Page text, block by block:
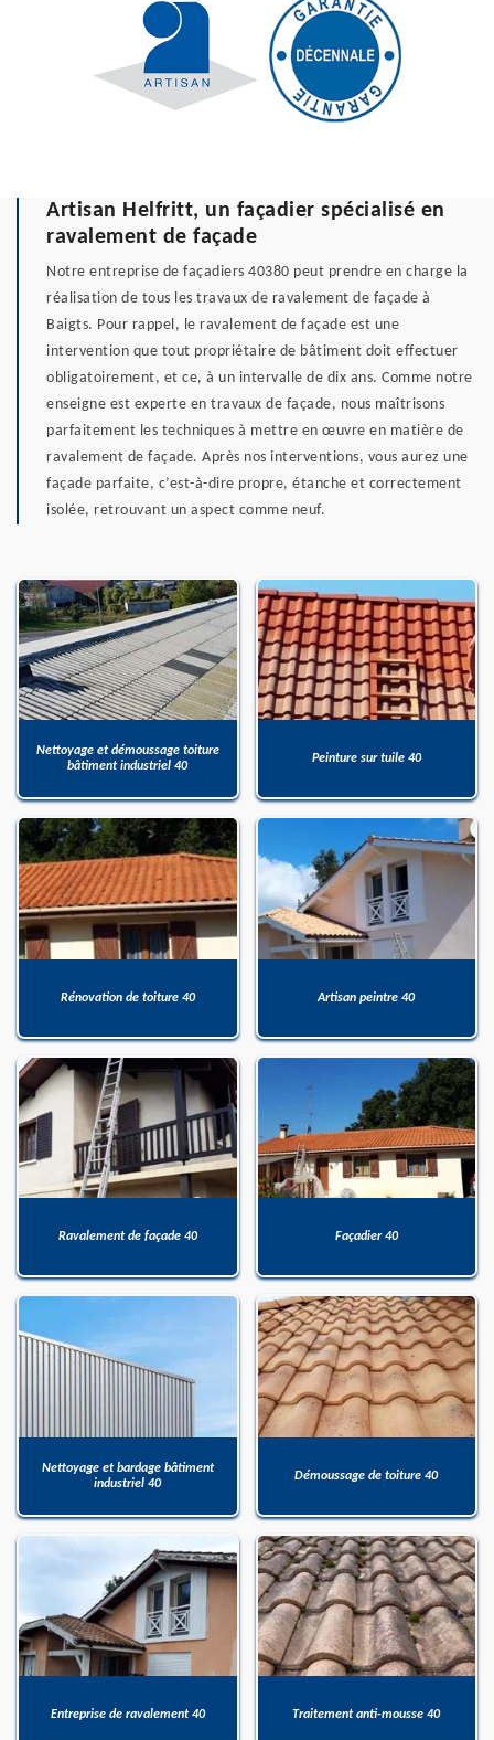
Artisan Helfritt, un façadier spécialisé en
ravalement de façade
Notre entreprise de façadiers 40380 peut prendre en charge la
réalisation de tous les travaux de ravalement de façade à
Baigts. Pour rappel, le ravalement de façade est une
intervention que tout propriétaire de bâtiment doit effectuer
obligatoirement, et ce, à un intervalle de dix ans. Comme notre
enseigne est experte en travaux de façade, nous maîtrisons
parfaitement les techniques à mettre en œuvre en matière de
ravalement de façade. Après nos interventions, vous aurez une
façade parfaite, c’est-à-dire propre, étanche et correctement
isolée, retrouvant un aspect comme neuf.
Nettoyage et démoussage toiture
bâtiment industriel 40
Peinture sur tuile 40
Rénovation de toiture 40 Artisan peintre 40
Ravalement de façade 40 Façadier 40
Nettoyage et bardage bâtiment
industriel 40
Démoussage de toiture 40
Entreprise de ravalement 40 Traitement anti-mousse 40